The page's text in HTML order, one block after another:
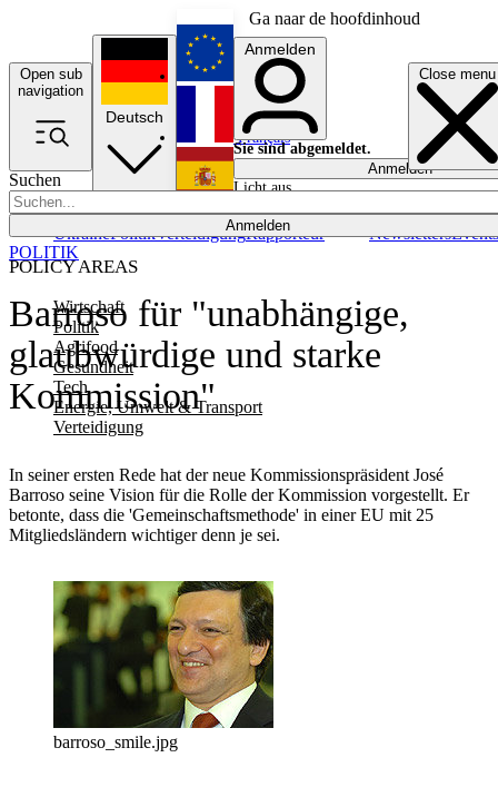
Ga naar de hoofdinhoud
Open sub
navigation
Close menu
Suchen
Anmelden
POLICY AREAS
Wirtschaft
Politik
Agrifood
Gesundheit
Tech
Energie, Umwelt & Transport
Verteidigung
UkrainePolitikVerteidigungRapporteur NewslettersEvents
Deutsch
English
Français
Anmelden
Sie sind abgemeldet.
Anmelden
Licht aus
Barroso für "unabhängige,
glaubwürdige und starke
Kommission"
In seiner ersten Rede hat der neue Kommissionspräsident José
Barroso seine Vision für die Rolle der Kommission vorgestellt. Er
betonte, dass die 'Gemeinschaftsmethode' in einer EU mit 25
Mitgliedsländern wichtiger denn je sei.
POLITIK
barroso_smile.jpg